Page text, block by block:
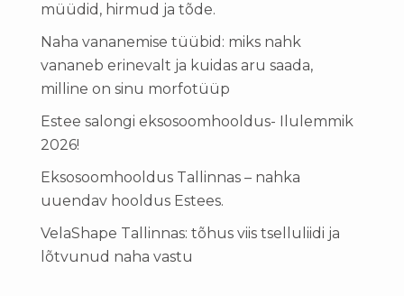
müüdid, hirmud ja tõde.
Naha vananemise tüübid: miks nahk
vananeb erinevalt ja kuidas aru saada,
milline on sinu morfotüüp
Estee salongi eksosoomhooldus- Ilulemmik
2026!
Eksosoomhooldus Tallinnas – nahka
uuendav hooldus Estees.
VelaShape Tallinnas: tõhus viis tselluliidi ja
lõtvunud naha vastu